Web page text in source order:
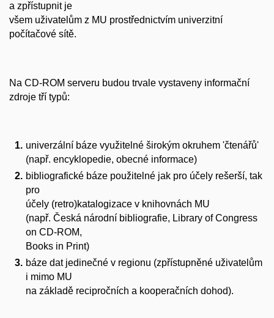
a zpřístupnit je
všem uživatelům z MU prostřednictvím univerzitní
počítačové sítě.
Na CD-ROM serveru budou trvale vystaveny informační
zdroje tří typů:
univerzální báze využitelné širokým okruhem 'čtenářů'
(např. encyklopedie, obecné informace)
bibliografické báze použitelné jak pro účely rešerší, tak
pro
účely (retro)katalogizace v knihovnách MU
(např. Česká národní bibliografie, Library of Congress
on CD-ROM,
Books in Print)
báze dat jedinečné v regionu (zpřístupněné uživatelům
i mimo MU
na základě recipročních a kooperačních dohod).